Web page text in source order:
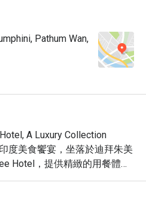
Pathum Wan,
A Luxury Collection
度美食饗宴，坐落於迪拜朱美
Hotel，提供精緻的用餐體
，更是集浪漫、新潮於一身的
餐的絕佳選擇。憑藉 4.7 的